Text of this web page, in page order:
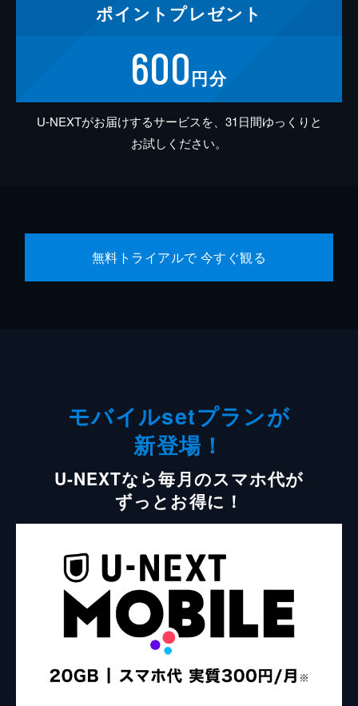
ポイント プレゼント
600円分
U-NEXTがお届けするサービスを、31日間ゆっくりと
お試しください。
無料トライアルで 今すぐ観る
モバイルsetプランが
新登場！
U-NEXTなら毎月のスマホ代が
ずっとお得に！